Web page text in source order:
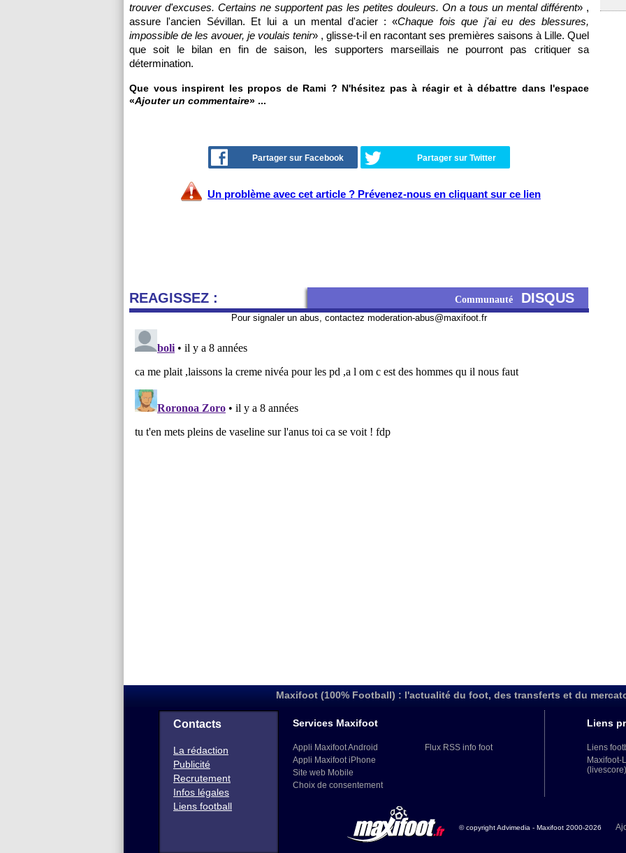
trouver d'excuses. Certains ne supportent pas les petites douleurs. On a tous un mental différent» ,
assure l'ancien Sévillan. Et lui a un mental d'acier : «Chaque fois que j'ai eu des blessures,
impossible de les avouer, je voulais tenir» , glisse-t-il en racontant ses premières saisons à Lille. Quel
que soit le bilan en fin de saison, les supporters marseillais ne pourront pas critiquer sa
détermination.
Que vous inspirent les propos de Rami ? N'hésitez pas à réagir et à débattre dans l'espace
«Ajouter un commentaire» ...
Partager sur Facebook Partager sur Twitter
Un problème avec cet article ? Prévenez-nous en cliquant sur ce lien
REAGISSEZ : Communauté DISQUS
Pour signaler un abus, contactez moderation-abus@maxifoot.fr
Maxifoot (100% Football) : l'actualité du foot, des transferts et du
Contacts
La rédaction
Publicité
Recrutement
Infos légales
Liens football
Services Maxifoot
Appli Maxifoot Android
Appli Maxifoot iPhone
Site web Mobile
Choix de consentement
Flux RSS info foot
Liens
Liens
Maxifoot-
(livescore)
© copyright Advimedia - Maxifoot 2000-2026